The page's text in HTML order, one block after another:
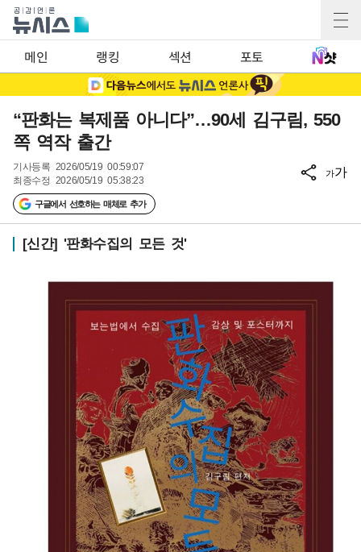
메인 랭킹 섹션 포토
“판화는 복제품 아니다”…90세 김구림, 550
쪽 역작 출간
기사등록 2026/05/19 00:59:07
최종수정 2026/05/19 05:38:23
구글에서 선호하는 매체로 추가
가가
[신간] '판화수집의 모든 것'